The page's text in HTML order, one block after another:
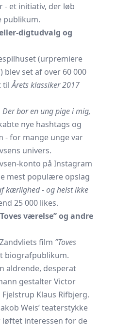
- et initiativ, der løb
publikum.
digtudvalg og
(urpremiere
blev set af over 60 000
tilÅrets klassiker 2017
Der bor en ung pige i mig,
nye hashtags og
- for mange unge var
univers.
konto på Instagram
mest populære opslag
kærlighed - og helst ikke
25 000 likes.
værelse” og andre
film ”Toves
biografpublikum.
aldrende, desperat
gestalter Victor
Klaus Rifbjerg.
Weis’ teaterstykke
løftet interessen for de